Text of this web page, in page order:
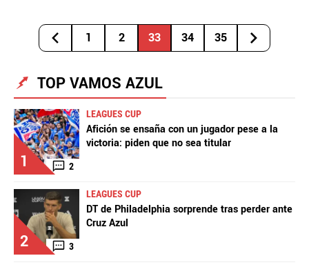
1 2 33 34 35
TOP VAMOS AZUL
1 2
LEAGUES CUP
Afición se ensaña con un jugador pese a la
victoria: piden que no sea titular
2 3
LEAGUES CUP
DT de Philadelphia sorprende tras perder ante
Cruz Azul